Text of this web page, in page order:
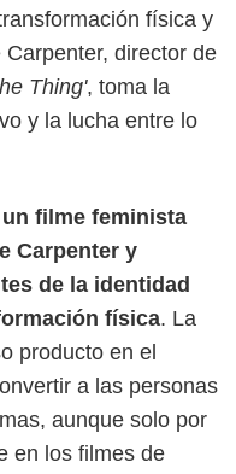
física y
director de
Thing', toma la
y la lucha entre lo
un filme feminista
Carpenter y
de la identidad
física. La
producto en el
a las personas
aunque solo por
en los filmes de